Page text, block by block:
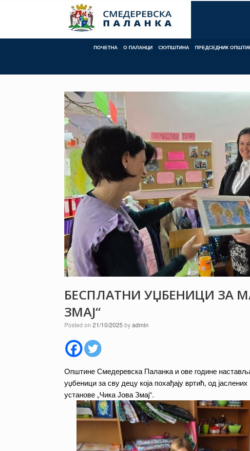
ПОЧЕТНА О ПАЛАНЦИ СКУПШТИНА ПРЕДСЕДНИК
БЕСПЛАТНИ УЏБЕНИЦИ ЗА
ЗМАЈ“
Posted on 21/10/2025 byadmin
Oпштине Смедеревска Паланка и ове године
уџбеници за сву децу која похађају вртић, од
установе „Чика Јова Змај“.